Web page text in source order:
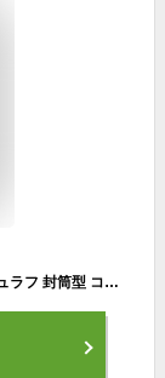
【売り尽くしSALE★MAX50%off】 あす楽 寝袋 シュラフ 封筒型 コット 軽量コンパクト 登山 収納袋付 ツーリング オートキャンプ キャンプ道具 車中泊 バイク 低価格 封筒型の寝袋 防災グッズ 災害対策 災害避難 送料無料